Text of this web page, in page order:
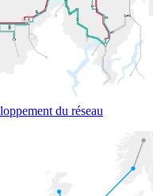
du réseau